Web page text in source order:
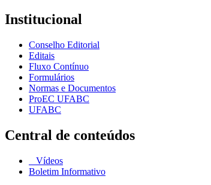
Institucional
Conselho Editorial
Editais
Fluxo Contínuo
Formulários
Normas e Documentos
ProEC UFABC
UFABC
Central de conteúdos
Vídeos
Boletim Informativo